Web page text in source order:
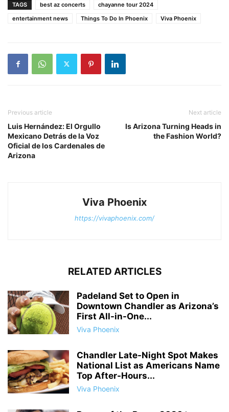
TAGS best az concerts
chayanne tour 2024
entertainment news
Things To Do In Phoenix Viva Phoenix
Previous article
Luis Hernández: El Orgullo
Mexicano Detrás de la Voz
Oficial de los Cardenales de
Arizona
Next article
Is Arizona Turning Heads in
the Fashion World?
Viva Phoenix
https://vivaphoenix.com/
RELATED ARTICLES
Padeland Set to Open in
Downtown Chandler as Arizona’s
First All-in-One...
Viva Phoenix
Chandler Late-Night Spot Makes
National List as Americans Name
Top After-Hours...
Viva Phoenix